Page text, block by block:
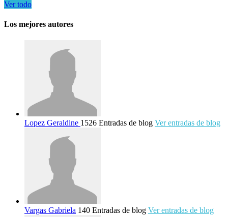
Ver todo
Los mejores autores
Lopez Geraldine 1526 Entradas de blog Ver entradas de blog
Vargas Gabriela 140 Entradas de blog Ver entradas de blog